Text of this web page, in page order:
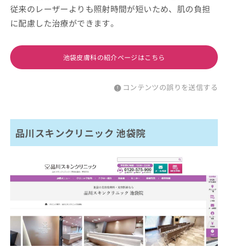
従来のレーザーよりも照射時間が短いため、肌の負担
に配慮した治療ができます。
池袋皮膚科の紹介ページはこちら
コンテンツの誤りを送信する
品川スキンクリニック 池袋院